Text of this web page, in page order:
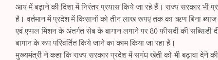
आय में बढ़ाने की दिशा में निरंतर प्रयास किये जा रहे हैं। राज्य सरकार भी
है। वर्तमान में प्रदेश में किसानों को तीन लाख रूपए तक का ऋण बिना
एवं एप्पल मिशन के अंतर्गत सेब के बागान लगाने पर 80 फीसदी की सब्सिडी
बागान के रूप परिवर्तित किये जाने का काम किया जा रहा है।
मुख्यमंत्री ने कहा कि राज्य सरकार प्रदेश में सगंध खेती को भी बढ़ावा देने